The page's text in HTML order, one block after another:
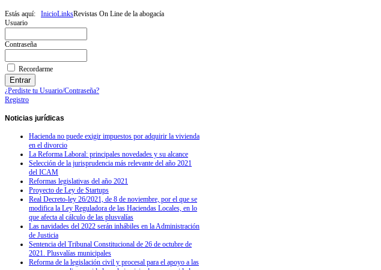
Estás aquí: InicioLinksRevistas On Line de la abogacía
Usuario
Contraseña
Recordarme
¿Perdiste tu Usuario/Contraseña?
Registro
Noticias jurídicas
Hacienda no puede exigir impuestos por adquirir la vivienda
en el divorcio
La Reforma Laboral: principales novedades y su alcance
Selección de la jurisprudencia más relevante del año 2021
del ICAM
Reformas legislativas del año 2021
Proyecto de Ley de Startups
Real Decreto-ley 26/2021, de 8 de noviembre, por el que se
modifica la Ley Reguladora de las Haciendas Locales, en lo
que afecta al cálculo de las plusvalías
Las navidades del 2022 serán inhábiles en la Administración
de Justicia
Sentencia del Tribunal Constitucional de 26 de octubre de
2021. Plusvalías municipales
Reforma de la legislación civil y procesal para el apoyo a las